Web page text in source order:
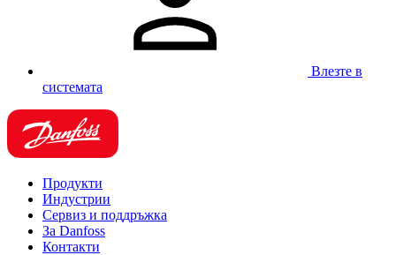
Влезте в
системата
Продукти
Индустрии
Сервиз и поддръжка
За Danfoss
Контакти